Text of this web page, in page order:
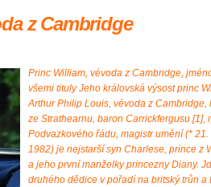
z Cambridge
Princ William, vévoda z Cambridge,
všemi tituly Jeho královská výsost princ
Arthur Philip Louis, vévoda z Cambridge,
ze Strathearnu, baron Carrickfergusu [1],
Podvazkového řádu, magistr umění (* 21.
1982) je nejstarší syn Charlese, prince z
a jeho první manželky princezny Diany.
druhého dědice v pořadí na britský trůn a